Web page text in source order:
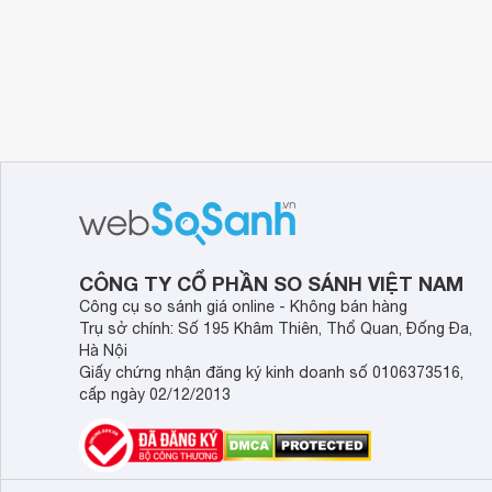
CÔNG TY CỔ PHẦN SO SÁNH VIỆT NAM
Công cụ so sánh giá online - Không bán hàng
Trụ sở chính: Số 195 Khâm Thiên, Thổ Quan, Đống Đa,
Hà Nội
Giấy chứng nhận đăng ký kinh doanh số 0106373516,
cấp ngày 02/12/2013